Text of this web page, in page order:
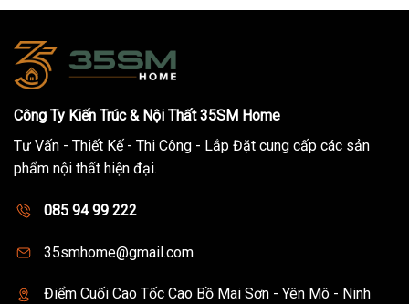
Công Ty Kiến Trúc & Nội Thất 35SM Home
Tư Vấn - Thiết Kế - Thi Công - Lắp Đặt cung cấp các sản
phẩm nội thất hiện đại.
085 94 99 222
35smhome@gmail.com
Điểm Cuối Cao Tốc Cao Bồ Mai Sơn - Yên Mô - Ninh